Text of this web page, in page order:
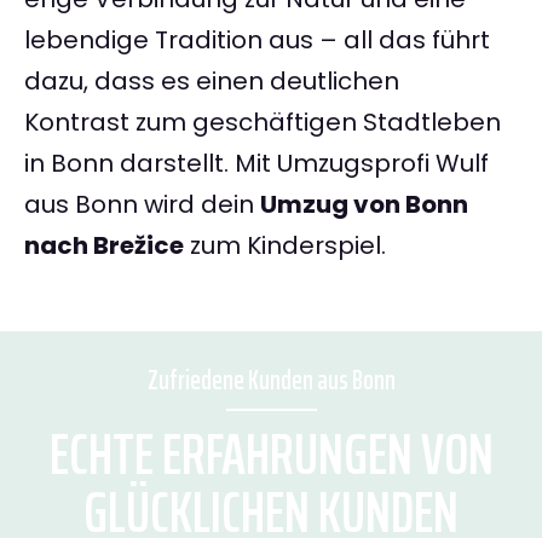
lebendige Tradition aus – all das führt
dazu, dass es einen deutlichen
Kontrast zum geschäftigen Stadtleben
in Bonn darstellt. Mit Umzugsprofi Wulf
aus Bonn wird dein Umzug von Bonn
nach Brežice zum Kinderspiel.
Zufriedene Kunden aus Bonn
ECHTE ERFAHRUNGEN VON
GLÜCKLICHEN KUNDEN